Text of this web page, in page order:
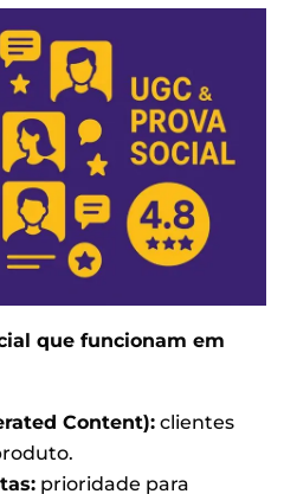
que funcionam em
Content):clientes
prioridade para